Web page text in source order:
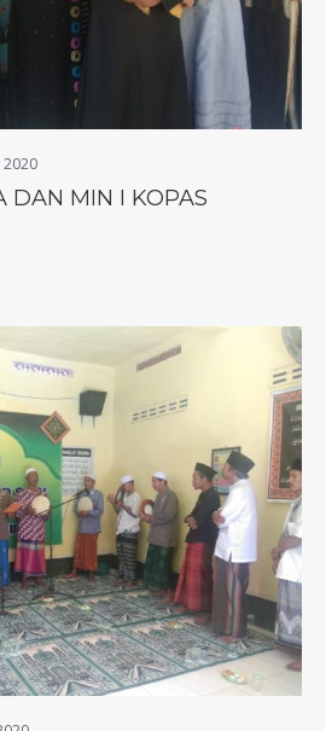
2020
DAN MIN I KOPAS